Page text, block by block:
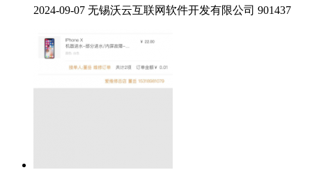
2024-09-07 无锡沃云互联网软件开发有限公司 901437